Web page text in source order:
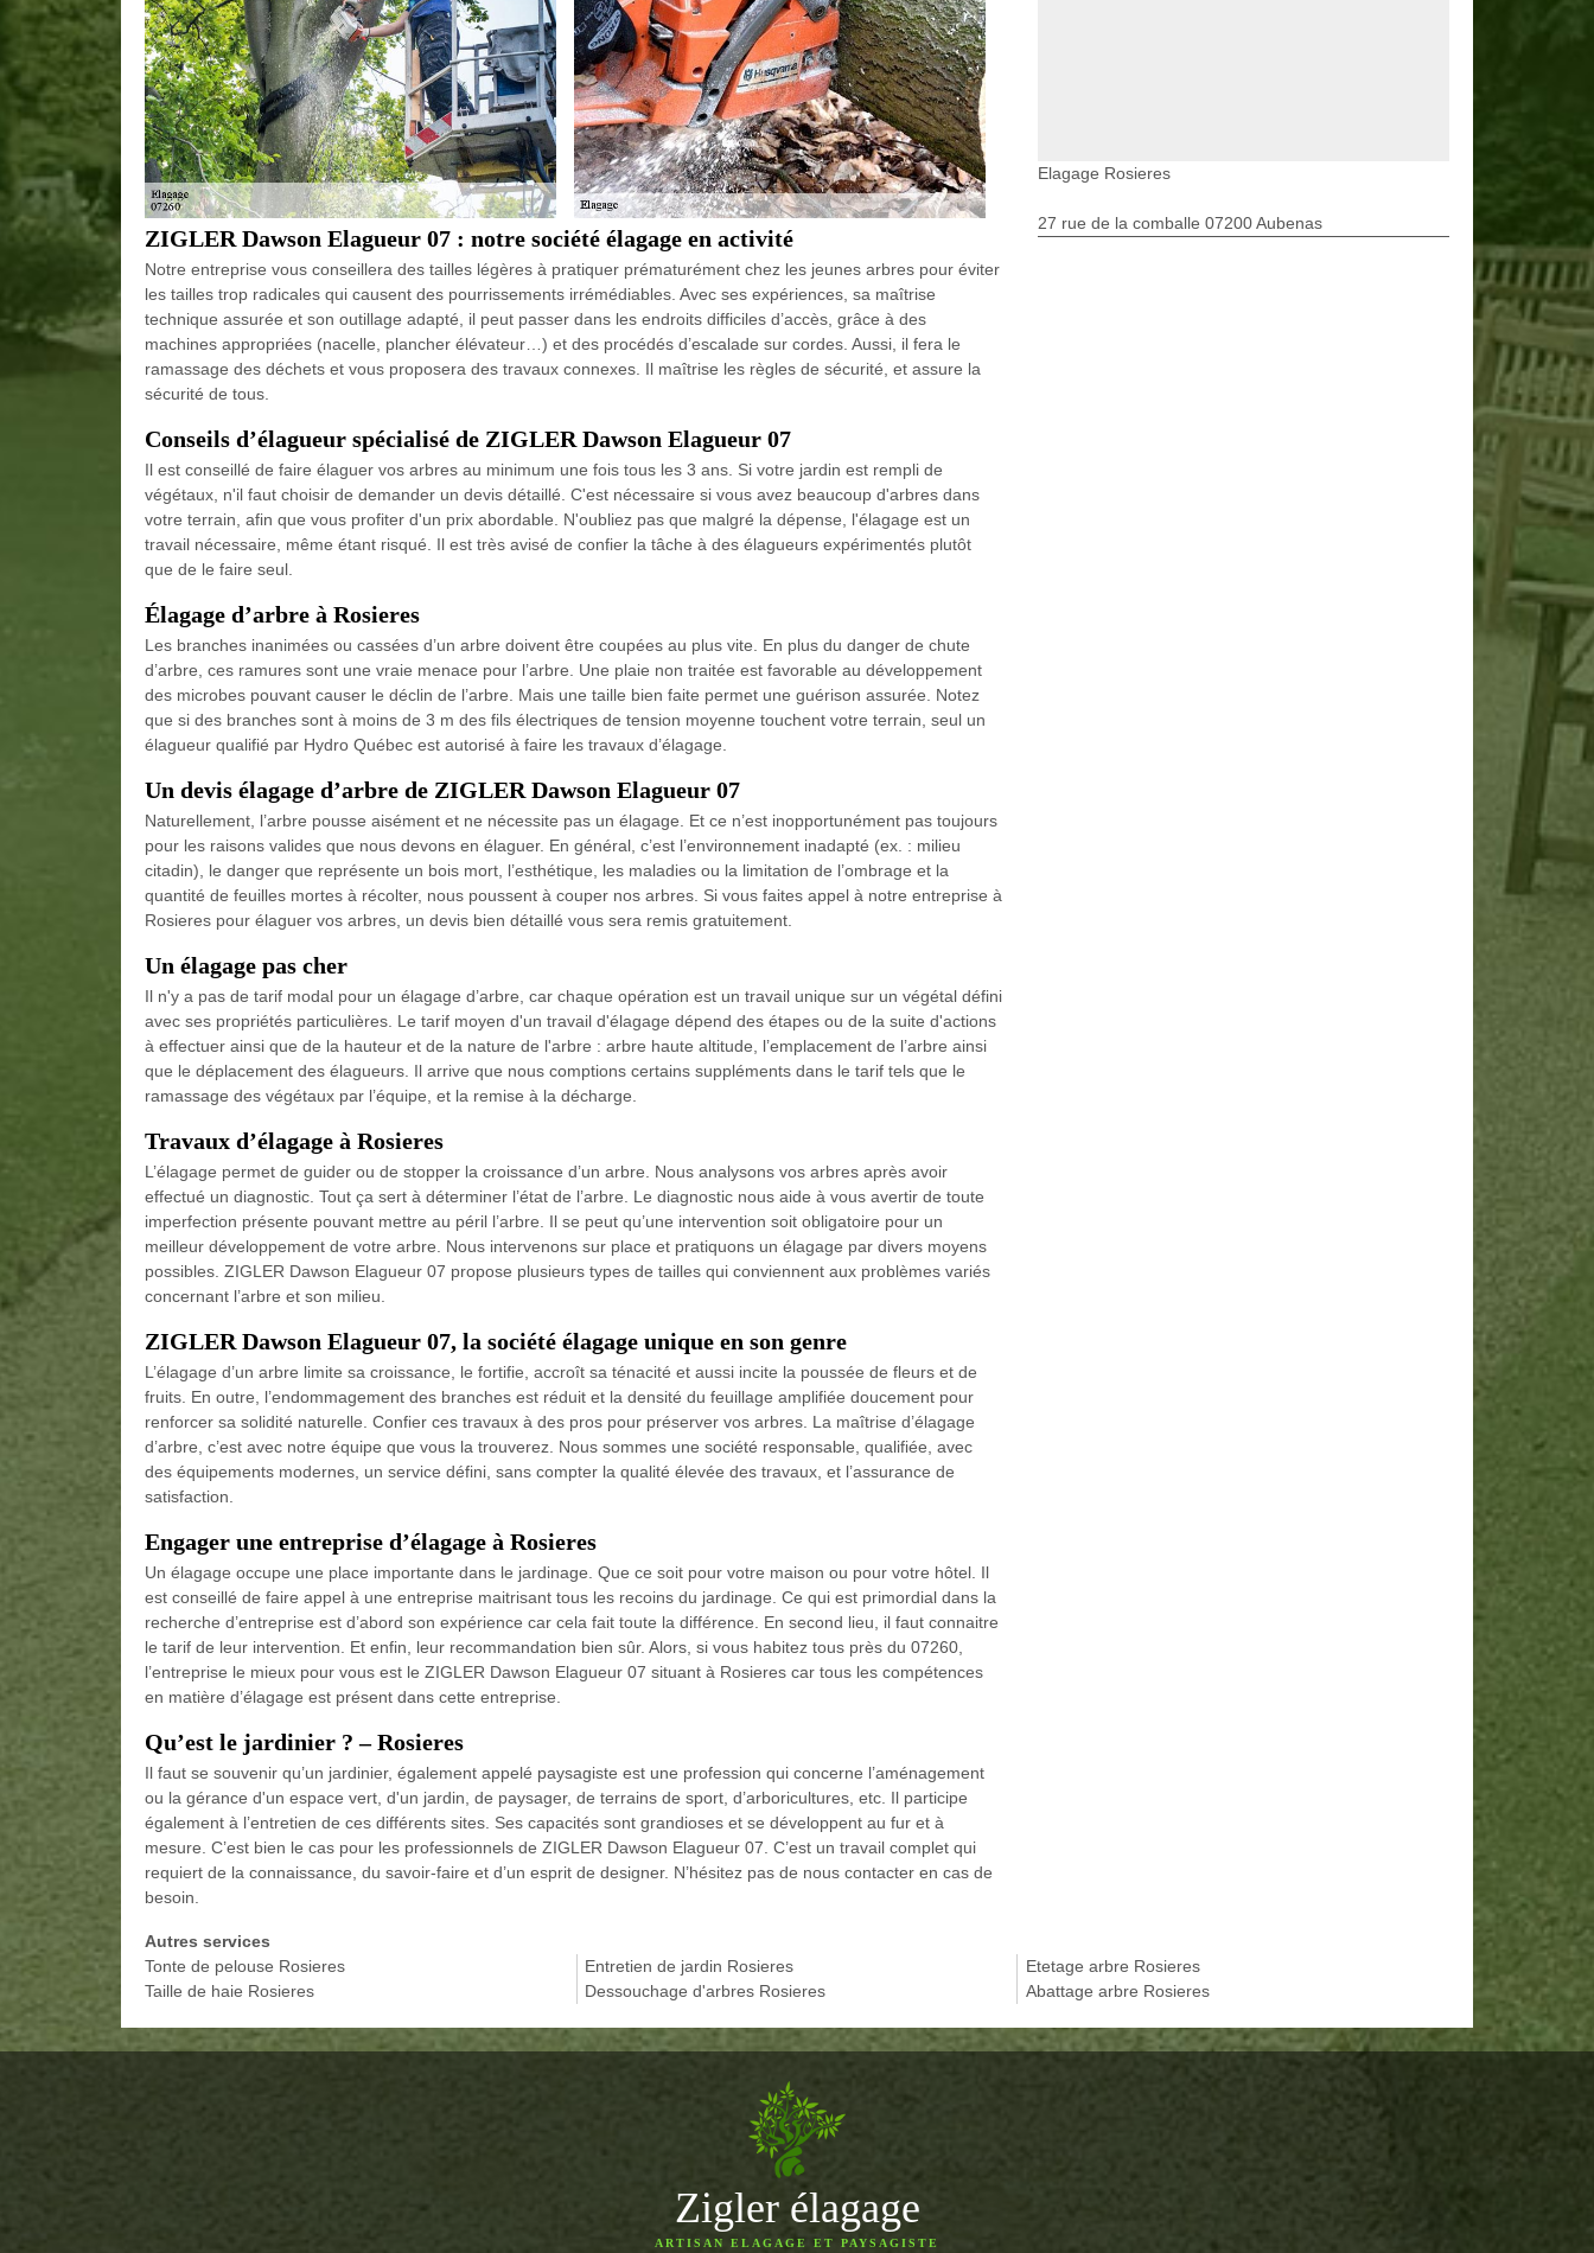
ZIGLER Dawson Elagueur 07 : notre société élagage en activité
Notre entreprise vous conseillera des tailles légères à pratiquer prématurément chez les jeunes arbres pour éviter
les tailles trop radicales qui causent des pourrissements irrémédiables. Avec ses expériences, sa maîtrise
technique assurée et son outillage adapté, il peut passer dans les endroits difficiles d’accès, grâce à des
machines appropriées (nacelle, plancher élévateur…) et des procédés d’escalade sur cordes. Aussi, il fera le
ramassage des déchets et vous proposera des travaux connexes. Il maîtrise les règles de sécurité, et assure la
sécurité de tous.
Conseils d’élagueur spécialisé de ZIGLER Dawson Elagueur 07
Il est conseillé de faire élaguer vos arbres au minimum une fois tous les 3 ans. Si votre jardin est rempli de
végétaux, n'il faut choisir de demander un devis détaillé. C'est nécessaire si vous avez beaucoup d'arbres dans
votre terrain, afin que vous profiter d'un prix abordable. N'oubliez pas que malgré la dépense, l'élagage est un
travail nécessaire, même étant risqué. Il est très avisé de confier la tâche à des élagueurs expérimentés plutôt
que de le faire seul.
Élagage d’arbre à Rosieres
Les branches inanimées ou cassées d’un arbre doivent être coupées au plus vite. En plus du danger de chute
d’arbre, ces ramures sont une vraie menace pour l’arbre. Une plaie non traitée est favorable au développement
des microbes pouvant causer le déclin de l’arbre. Mais une taille bien faite permet une guérison assurée. Notez
que si des branches sont à moins de 3 m des fils électriques de tension moyenne touchent votre terrain, seul un
élagueur qualifié par Hydro Québec est autorisé à faire les travaux d’élagage.
Un devis élagage d’arbre de ZIGLER Dawson Elagueur 07
Naturellement, l’arbre pousse aisément et ne nécessite pas un élagage. Et ce n’est inopportunément pas toujours
pour les raisons valides que nous devons en élaguer. En général, c’est l’environnement inadapté (ex. : milieu
citadin), le danger que représente un bois mort, l’esthétique, les maladies ou la limitation de l’ombrage et la
quantité de feuilles mortes à récolter, nous poussent à couper nos arbres. Si vous faites appel à notre entreprise à
Rosieres pour élaguer vos arbres, un devis bien détaillé vous sera remis gratuitement.
Un élagage pas cher
Il n'y a pas de tarif modal pour un élagage d’arbre, car chaque opération est un travail unique sur un végétal défini
avec ses propriétés particulières. Le tarif moyen d'un travail d'élagage dépend des étapes ou de la suite d'actions
à effectuer ainsi que de la hauteur et de la nature de l'arbre : arbre haute altitude, l’emplacement de l’arbre ainsi
que le déplacement des élagueurs. Il arrive que nous comptions certains suppléments dans le tarif tels que le
ramassage des végétaux par l’équipe, et la remise à la décharge.
Travaux d’élagage à Rosieres
L’élagage permet de guider ou de stopper la croissance d’un arbre. Nous analysons vos arbres après avoir
effectué un diagnostic. Tout ça sert à déterminer l’état de l’arbre. Le diagnostic nous aide à vous avertir de toute
imperfection présente pouvant mettre au péril l’arbre. Il se peut qu’une intervention soit obligatoire pour un
meilleur développement de votre arbre. Nous intervenons sur place et pratiquons un élagage par divers moyens
possibles. ZIGLER Dawson Elagueur 07 propose plusieurs types de tailles qui conviennent aux problèmes variés
concernant l’arbre et son milieu.
ZIGLER Dawson Elagueur 07, la société élagage unique en son genre
L’élagage d’un arbre limite sa croissance, le fortifie, accroît sa ténacité et aussi incite la poussée de fleurs et de
fruits. En outre, l’endommagement des branches est réduit et la densité du feuillage amplifiée doucement pour
renforcer sa solidité naturelle. Confier ces travaux à des pros pour préserver vos arbres. La maîtrise d’élagage
d’arbre, c’est avec notre équipe que vous la trouverez. Nous sommes une société responsable, qualifiée, avec
des équipements modernes, un service défini, sans compter la qualité élevée des travaux, et l’assurance de
satisfaction.
Engager une entreprise d’élagage à Rosieres
Un élagage occupe une place importante dans le jardinage. Que ce soit pour votre maison ou pour votre hôtel. Il
est conseillé de faire appel à une entreprise maitrisant tous les recoins du jardinage. Ce qui est primordial dans la
recherche d’entreprise est d’abord son expérience car cela fait toute la différence. En second lieu, il faut connaitre
le tarif de leur intervention. Et enfin, leur recommandation bien sûr. Alors, si vous habitez tous près du 07260,
l’entreprise le mieux pour vous est le ZIGLER Dawson Elagueur 07 situant à Rosieres car tous les compétences
en matière d’élagage est présent dans cette entreprise.
Qu’est le jardinier ? – Rosieres
Il faut se souvenir qu’un jardinier, également appelé paysagiste est une profession qui concerne l’aménagement
ou la gérance d'un espace vert, d'un jardin, de paysager, de terrains de sport, d’arboricultures, etc. Il participe
également à l’entretien de ces différents sites. Ses capacités sont grandioses et se développent au fur et à
mesure. C’est bien le cas pour les professionnels de ZIGLER Dawson Elagueur 07. C’est un travail complet qui
requiert de la connaissance, du savoir-faire et d’un esprit de designer. N’hésitez pas de nous contacter en cas de
besoin.
Elagage Rosieres
27 rue de la comballe 07200 Aubenas
Autres services
Tonte de pelouse Rosieres
Taille de haie Rosieres
Entretien de jardin Rosieres
Dessouchage d'arbres Rosieres
Etetage arbre Rosieres
Abattage arbre Rosieres
Zigler élagage
ARTISAN ELAGAGE ET PAYSAGISTE